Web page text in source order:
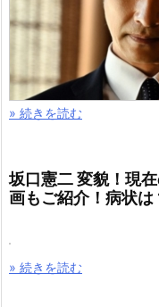
» 続きを読む
坂口憲二 変貌！現
画もご紹介！病状は
» 続きを読む